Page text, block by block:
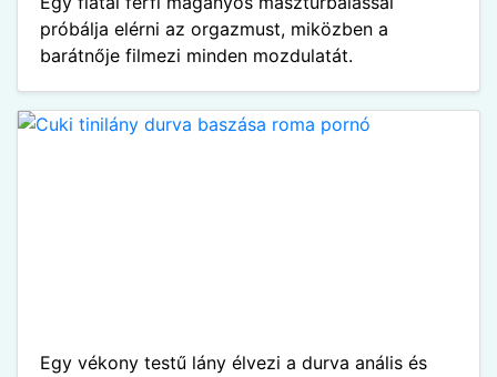
próbálja elérni az orgazmust, miközben a
barátnője filmezi minden mozdulatát.
Egy vékony testű lány élvezi a durva anális és